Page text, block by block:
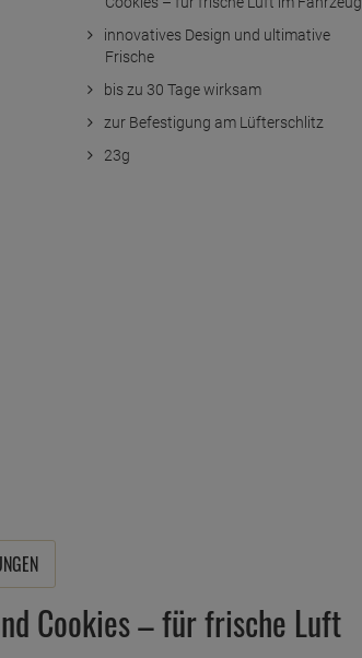
innovatives Design und ultimative
Frische
bis zu 30 Tage wirksam
zur Befestigung am Lüfterschlitz
23g
Cookies – für frische Luft